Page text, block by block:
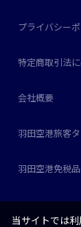
プライバシー
特定商取引法
会社概要
羽田空港旅客
羽田空港免税
当サイトでは